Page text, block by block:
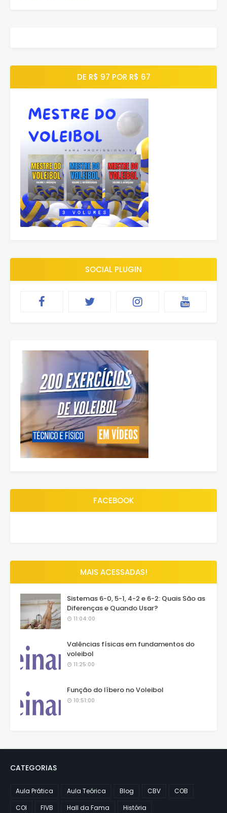
DE R$ 97 POR R$ 67
SOCIAL PLUGIN
FACEBOOK
MAIS ACESSADAS!
Sistemas 6-0, 5-1, 4-2 e 6-2: Quais São as
Diferenças e Quando Usar?
11:04:00
Valências físicas em fundamentos do
voleibol
11:25:00
Função do líbero no Voleibol
10:51:00
CATEGORIAS
Aula Prática Aula Teórica Blog CBV
COB
COI
FIVB Hall da Fama
História